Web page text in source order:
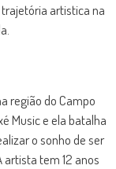
artistica na
região do Campo
Music e ela batalha
o sonho de ser
artista tem 12 anos